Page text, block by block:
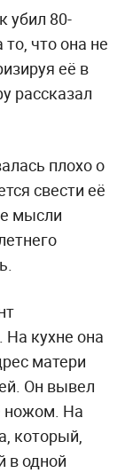
убил 80-
что она не
её в
рассказал
плохо о
свести её
мысли
На кухне она
матери
Он вывел
ножом. На
который,
в одной